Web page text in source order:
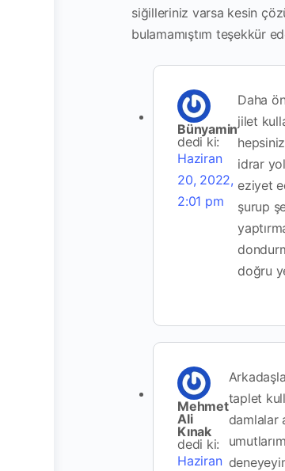
siğilleriniz varsa kesin
bulamamıştım teşekkür
Bünyamin
dedi ki:
Haziran
20, 2022,
2:01 pm
Daha
jilet
idrar
eziyet
şurup
doğru
Mehmet
Ali
Kınak
dedi ki:
Haziran
taplet
damlalar